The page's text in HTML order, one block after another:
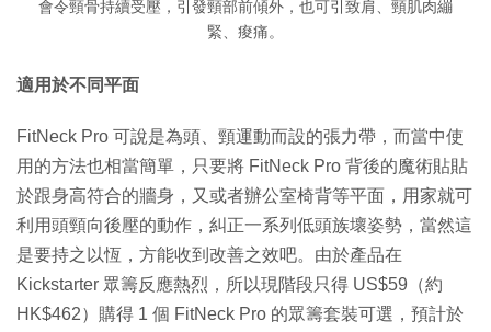
會令頸骨持續受壓，引發頸部前傾外，也可引致肩、頸肌肉繃
緊、痠痛。
適用於不同平面
FitNeck Pro 可說是為頭、頸運動而設的張力帶，而當中使
用的方法也相當簡單，只要將 FitNeck Pro 背後的魔術貼貼
於跟身高符合的牆身，又或者辦公室椅背等平面，用家就可
利用頭頸向後壓的動作，糾正一系列低頭族壞姿勢，當然這
是要持之以恆，方能收到改善之效吧。由於產品在
Kickstarter 眾籌反應熱烈，所以現階段只得 US$59（約
HK$462）購得 1 個 FitNeck Pro 的眾籌套裝可選，預計於